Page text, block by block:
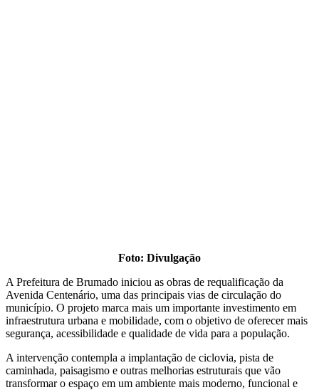
Foto: Divulgação
A Prefeitura de Brumado iniciou as obras de requalificação da
Avenida Centenário, uma das principais vias de circulação do
município. O projeto marca mais um importante investimento em
infraestrutura urbana e mobilidade, com o objetivo de oferecer mais
segurança, acessibilidade e qualidade de vida para a população.
A intervenção contempla a implantação de ciclovia, pista de
caminhada, paisagismo e outras melhorias estruturais que vão
transformar o espaço em um ambiente mais moderno, funcional e